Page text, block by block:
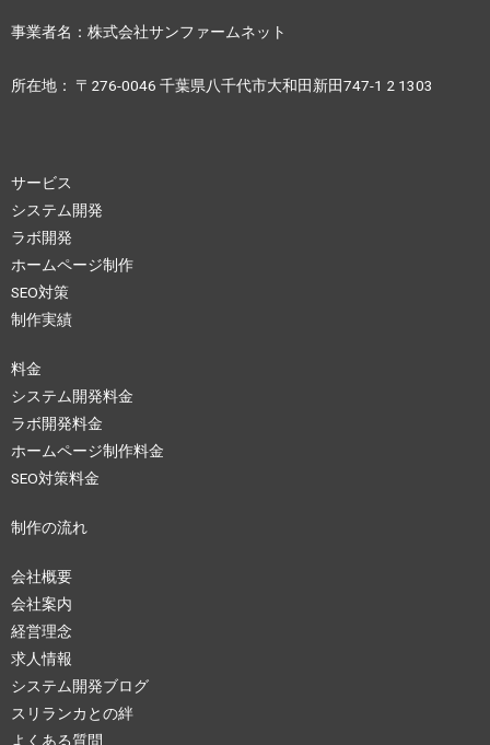
事業者名：株式会社サンファームネット
所在地： 〒276-0046 千葉県八千代市大和田新田747-1 2 1303
サービス
システム開発
ラボ開発
ホームページ制作
SEO対策
制作実績
料金
システム開発料金
ラボ開発料金
ホームページ制作料金
SEO対策料金
制作の流れ
会社概要
会社案内
経営理念
求人情報
システム開発ブログ
スリランカとの絆
よくある質問